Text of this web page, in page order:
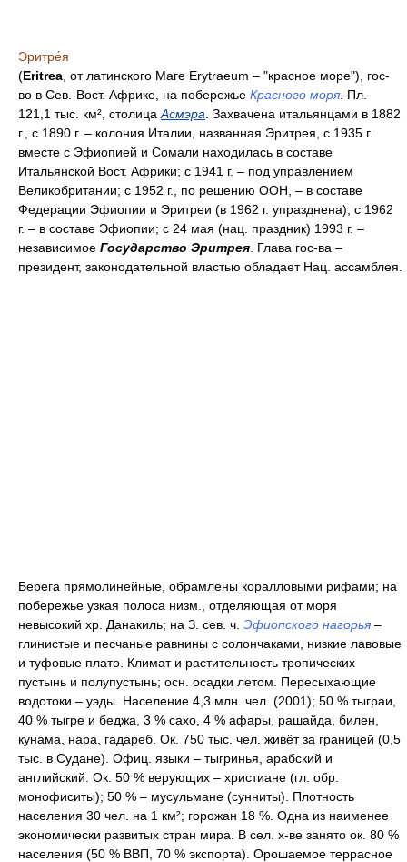
Эритре́я
(Eritrea , от латинского Маге Erytraeum – "красное море"), гос-
во в Сев.-Вост. Африке, на побережье Красного моря . Пл.
121,1 тыс. км², столица Асмэра . Захвачена итальянцами в 1882
г., с 1890 г. – колония Италии, названная Эритрея, с 1935 г.
вместе с Эфиопией и Сомали находилась в составе
Итальянской Вост. Африки; с 1941 г. – под управлением
Великобритании; с 1952 г., по решению ООН, – в составе
Федерации Эфиопии и Эритреи (в 1962 г. упразднена), с 1962
г. – в составе Эфиопии; с 24 мая (нац. праздник) 1993 г. –
независимое Государство Эритрея . Глава гос-ва –
президент, законодательной властью обладает Нац. ассамблея.
Берега прямолинейные, обрамлены коралловыми рифами; на
побережье узкая полоса низм., отделяющая от моря
невысокий хр. Данакиль; на З. сев. ч. Эфиопского нагорья –
глинистые и песчаные равнины с солончаками, низкие лавовые
и туфовые плато. Климат и растительность тропических
пустынь и полупустынь; осн. осадки летом. Пересыхающие
водотоки – уэды. Население 4,3 млн. чел. (2001); 50 % тыграи,
40 % тыгре и беджа, 3 % сахо, 4 % афары, рашайда, билен,
кунама, нара, гадареб. Ок. 750 тыс. чел. живёт за границей (0,5
тыс. в Судане). Офиц. языки – тыгринья, арабский и
английский. Ок. 50 % верующих – христиане (гл. обр.
монофиситы); 50 % – мусульмане (сунниты). Плотность
населения 30 чел. на 1 км²; горожан 18 %. Одна из наименее
экономически развитых стран мира. В сел. х-ве занято ок. 80 %
населения (50 % ВВП, 70 % экспорта). Орошаемое террасное